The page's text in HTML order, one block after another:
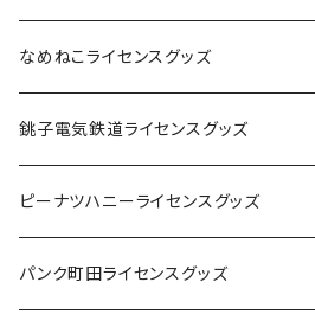
なめねこライセンスグッズ
Tシャツ
キャップ
ステッカー
銚子電気鉄道ライセンスグッズ
ステッカー
缶バッジ
ピーナツハニーライセンスグッズ
Tシャツ
パンク町田ライセンスグッズ